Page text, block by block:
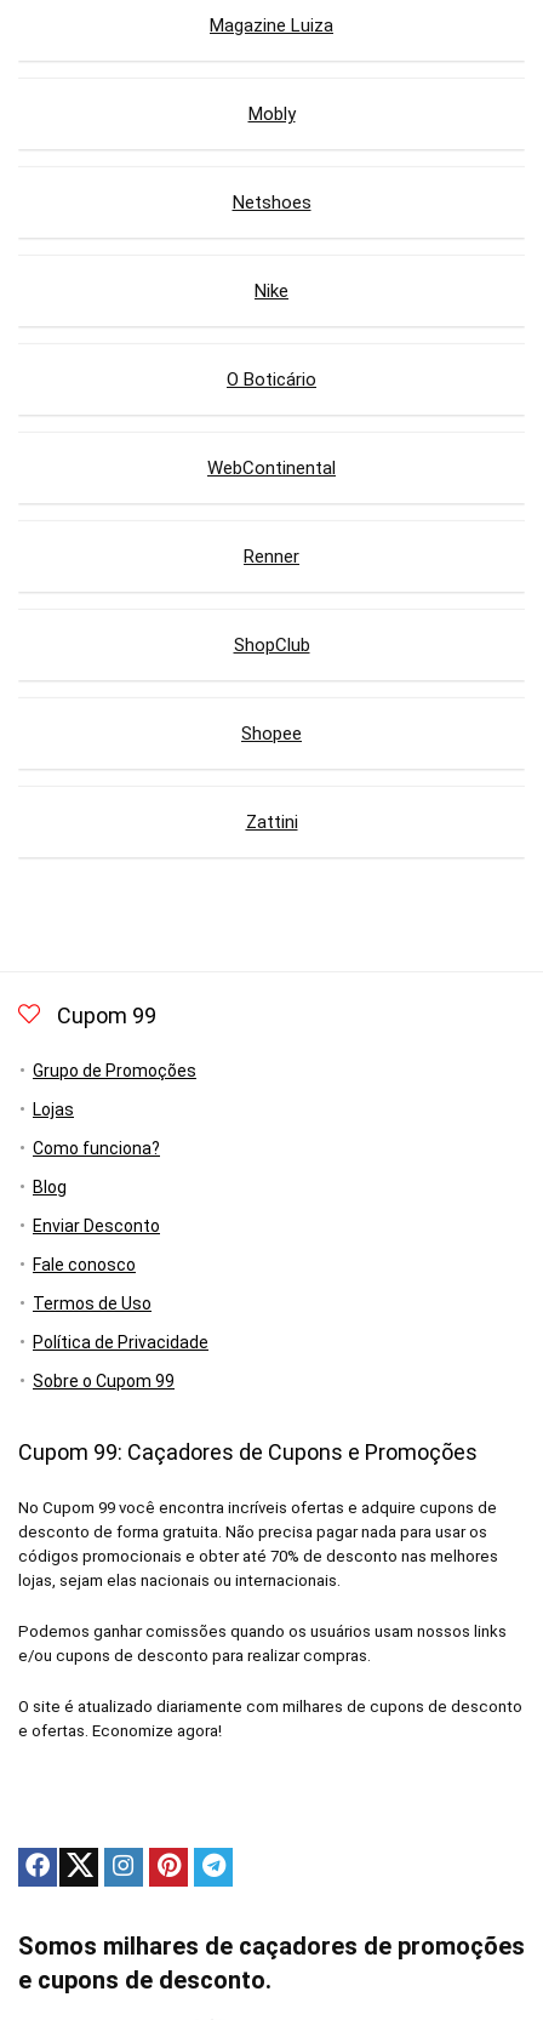
Magazine Luiza
Mobly
Netshoes
Nike
O Boticário
WebContinental
Renner
ShopClub
Shopee
Zattini
Cupom 99
Grupo de Promoções
Lojas
Como funciona?
Blog
Enviar Desconto
Fale conosco
Termos de Uso
Política de Privacidade
Sobre o Cupom 99
Cupom 99: Caçadores de Cupons e Promoções
No Cupom 99 você encontra incríveis ofertas e adquire cupons de
desconto de forma gratuita. Não precisa pagar nada para usar os
códigos promocionais e obter até 70% de desconto nas melhores
lojas, sejam elas nacionais ou internacionais.
Podemos ganhar comissões quando os usuários usam nossos links
e/ou cupons de desconto para realizar compras.
O site é atualizado diariamente com milhares de cupons de desconto
e ofertas. Economize agora!
Somos milhares de caçadores de promoções
e cupons de desconto.